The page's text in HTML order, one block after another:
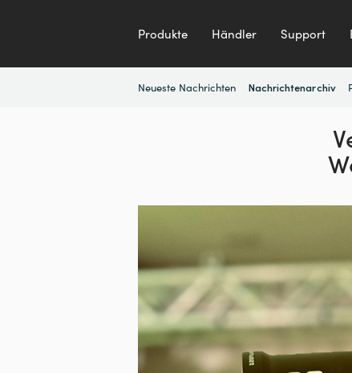
Produkte Händler Support
Neueste Nachrichten Nachrichtenarchiv